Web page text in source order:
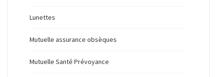
Lunettes
Mutuelle assurance obsèques
Mutuelle Santé Prévoyance